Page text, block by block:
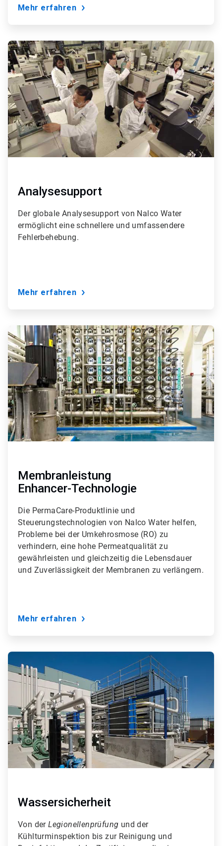
Mehr erfahren
ArticleTile
5
von
9
Analysesupport
Der globale Analysesupport von Nalco Water
ermöglicht eine schnellere und umfassendere
Fehlerbehebung.
Mehr erfahren
ArticleTile
6
von
9
Membranleistung
Enhancer-Technologie
Die PermaCare-Produktlinie und
Steuerungstechnologien von Nalco Water helfen,
Probleme bei der Umkehrosmose (RO) zu
verhindern, eine hohe Permeatqualität zu
gewährleisten und gleichzeitig die Lebensdauer
und Zuverlässigkeit der Membranen zu verlängern.
Mehr erfahren
ArticleTile
7
von
9
Wassersicherheit
Von derLegionellenprüfung und der
Kühlturminspektion bis zur Reinigung und